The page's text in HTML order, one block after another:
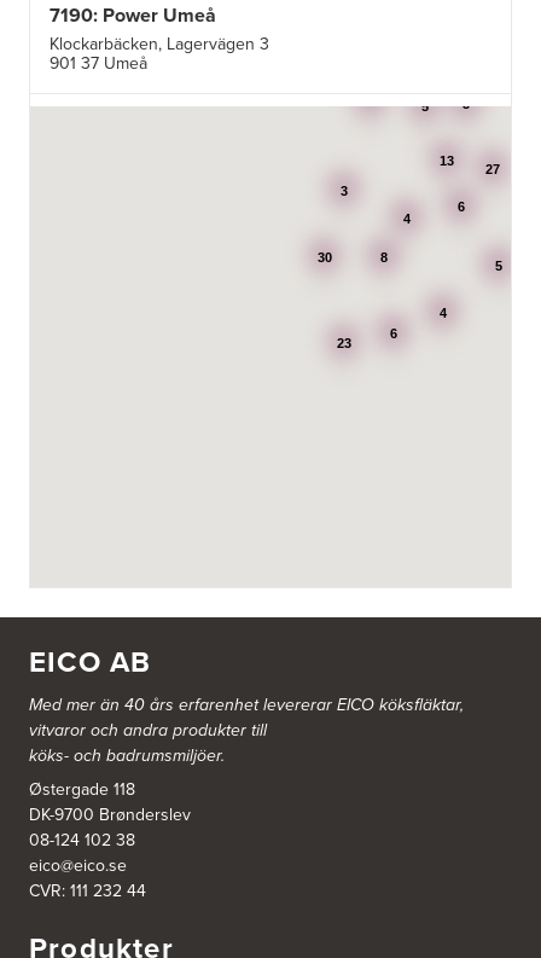
7190: Power Umeå
Klockarbäcken, Lagervägen 3
901 37 Umeå
AB Karl Hedin Bygghandel - Edsbyn
431 53 Mölndal
Tel.:31864380
Ballingslöv Arninge
Hantverkarvägen 14
187 66 Täby
Tel.:0046-86300150
http://www.ballingslov.se
Ballingslöv Borås
Tel.:0046-333232502
23
30
27
8
4
6
6
13
3
4
5
3
5
EICO AB
Med mer än 40 års erfarenhet levererar EICO köksfläktar,
vitvaror och andra produkter till
köks- och badrumsmiljöer.
Østergade 118
DK-9700 Brønderslev
08-124 102 38
eico@eico.se
CVR: 111 232 44
Produkter